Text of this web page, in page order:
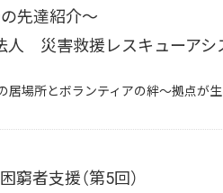
先達紹介～
災害救援レスキューアシ
場所とボランティアの絆～拠点が生
窮者支援（第5回）